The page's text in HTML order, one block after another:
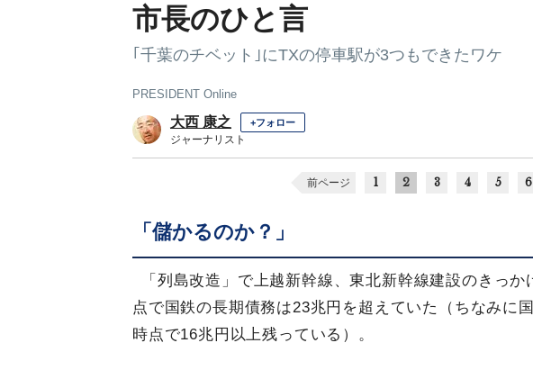
市長のひと言
｢千葉のチベット｣にTXの停車駅が3つもできたワケ
PRESIDENT Online
大西 康之 +フォロー
ジャーナリスト
前ページ 1 2 3 4 5 6
「儲かるのか？」
「列島改造」で上越新幹線、東北新幹線建設のきっ
点で国鉄の長期債務は23兆円を超えていた（ちなみに
時点で16兆円以上残っている）。